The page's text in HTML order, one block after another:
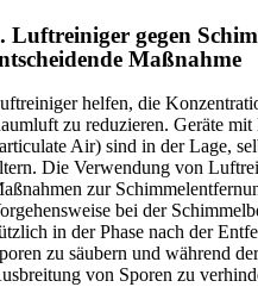
Luftreiniger gegen
Maßnahme
helfen, die
zu reduzieren. Geräte
Air) sind in der Lage,
Die Verwendung von
zur
bei der
in der Phase nach der
zu säubern und während
von Sporen zu